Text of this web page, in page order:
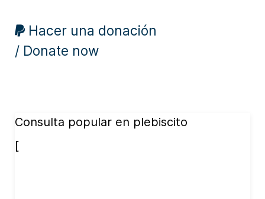
Hacer una donación
/ Donate now
Consulta popular en plebiscito
[